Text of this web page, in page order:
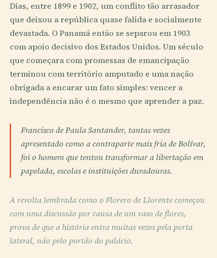
Dias, entre 1899 e 1902, um conflito tão arrasador
que deixou a república quase falida e socialmente
devastada. O Panamá então se separou em 1903
com apoio decisivo dos Estados Unidos. Um século
que começara com promessas de emancipação
terminou com território amputado e uma nação
obrigada a encarar um fato simples: vencer a
independência não é o mesmo que aprender a paz.
Francisco de Paula Santander, tantas vezes
apresentado como a contraparte mais fria de Bolívar,
foi o homem que tentou transformar a libertação em
papelada, escolas e instituições duradouras.
A revolta lembrada como o Florero de Llorente começou
com uma discussão por causa de um vaso de flores,
prova de que a história entra muitas vezes pela porta
lateral, não pelo portão do palácio.